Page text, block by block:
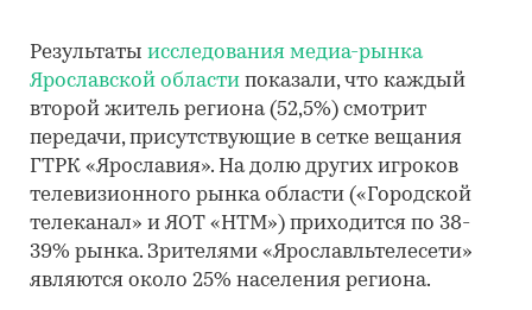
Результаты исследования медиа-рынка
Ярославской области показали, что каждый
второй житель региона (52,5%) смотрит
передачи, присутствующие в сетке вещания
ГТРК «Ярославия». На долю других игроков
телевизионного рынка области («Городской
телеканал» и ЯОТ «НТМ») приходится по 38-
39% рынка. Зрителями «Ярославльтелесети»
являются около 25% населения региона.